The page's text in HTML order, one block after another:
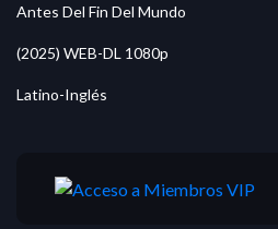
Antes Del Fin Del Mundo
(2025) WEB-DL 1080p
Latino-Inglés